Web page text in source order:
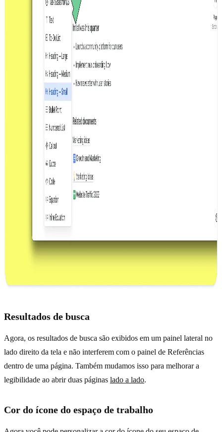
Resultados de busca
Agora, os resultados de busca são exibidos em um painel lateral no
lado direito da tela e não interferem com o painel de Referências
dentro de uma página. Também mudamos isso para melhorar a
legibilidade ao abrir duas páginas lado a lado.
Cor do ícone do espaço de trabalho